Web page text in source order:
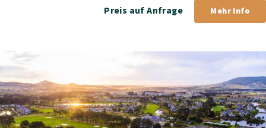
Preis auf Anfrage
Mehr Info